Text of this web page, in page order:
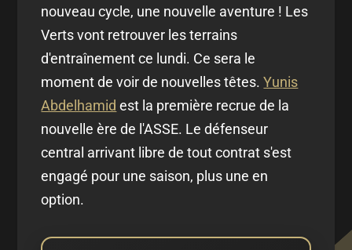
nouveau cycle, une nouvelle aventure ! Les
Verts vont retrouver les terrains
d'entraînement ce lundi. Ce sera le
moment de voir de nouvelles têtes.Yunis
Abdelhamid est la première recrue de la
nouvelle ère de l'ASSE. Le défenseur
central arrivant libre de tout contrat s'est
engagé pour une saison, plus une en
option.